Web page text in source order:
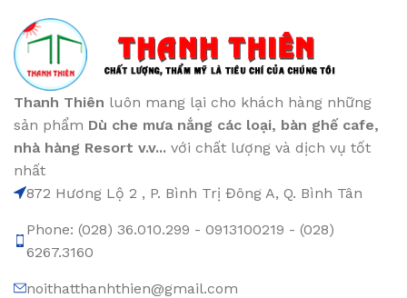
Thanh Thiên luôn mang lại cho khách hàng những
sản phẩm Dù che mưa nắng các loại, bàn ghế cafe,
nhà hàng Resort v.v... với chất lượng và dịch vụ tốt
nhất
872 Hương Lộ 2 , P. Bình Trị Đông A, Q. Bình Tân
Phone: (028) 36.010.299 - 0913100219 - (028)
6267.3160
noithatthanhthien@gmail.com